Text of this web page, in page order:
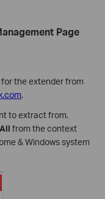
Page
the extender from
.
to extract from.
from the context
& Windows system